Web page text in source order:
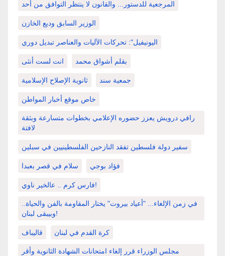
المرجعية للدستور... والقانون لا ينتظر التوافق من أحد
الوزير السابق وديع الخازن
اليونيفيل": تحركات الآليات والعناصر تبديل دوري
انت لست أنثى بقلم أشواق محمد
ثانوية الإصلاح الإسلامية جمعية سند
خاص موقع أخبار المواطن
رافي درويش يعزز حضوره الإعلامي بخطوات متسارعة وبثقة
لافتة
سفير دولة فلسطين تفقد النازحين الفلسطينيين في سبلين
سلام في قصر بعبدا فؤاد بوجي
فارس كرم .. عالخير ناوي!
في زمن الإلغاء... "أعياد بيروت" يختار المقاومة بالفن والحياة..
وبيبقى لبنان!
قاليباف كرة القدم في لبنان
مجلس الوزراء قرر إلغاء امتحانات الشهادة الثانوية وأقر